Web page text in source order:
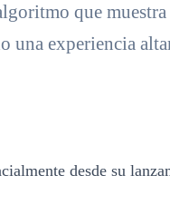
que muestra
una experiencia
desde su